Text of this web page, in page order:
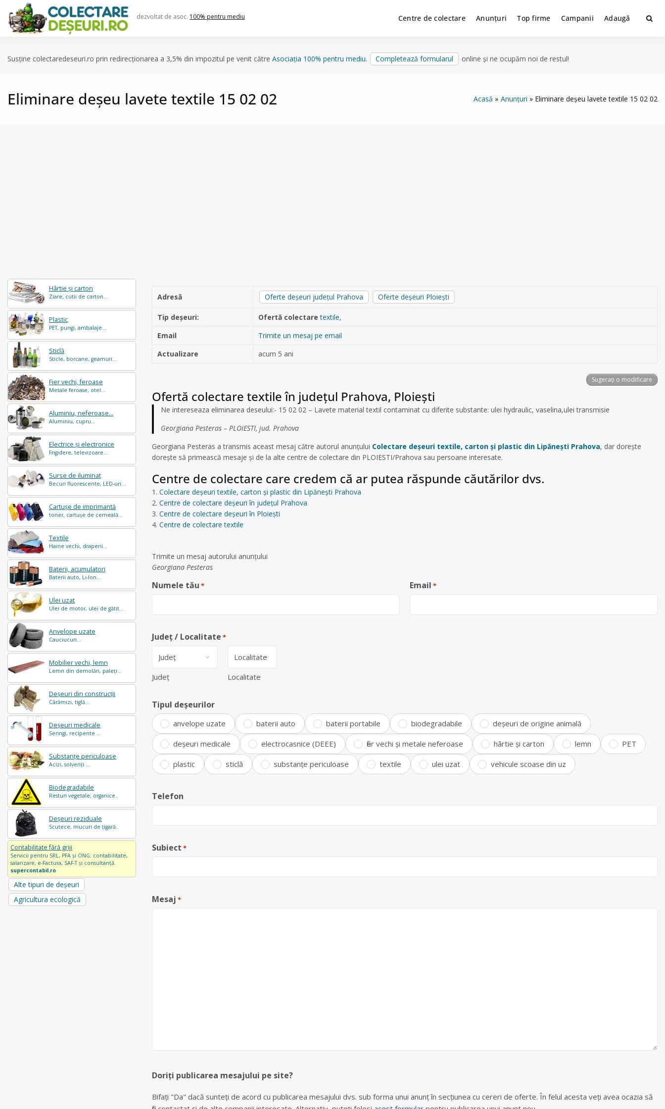
content
dezvoltat de asoc. 100% pentru mediu Centre de colectare Anunțuri Top firme Campanii Adaugă
Susține colectaredeseuri.ro prin redirecționarea a 3,5% din impozitul pe venit către Asociația 100% pentru mediu. Completează formularul online și ne ocupăm noi de restul!
Eliminare deșeu lavete textile 15 02 02 Acasă Anunțuri Eliminare deșeu lavete textile 15 02 02
Hârtie și carton
Ziare, cutii de carton...
Plastic
PET, pungi, ambalaje...
Sticlă
Sticle, borcane, geamuri...
Fier vechi, feroase
Metale feroase, otel...
Aluminiu, neferoase...
Aluminiu, cupru...
Electrice și electronice
Frigidere, televizoare...
Surse de iluminat
Becuri fluorescente, LED-uri...
Cartușe de imprimantă
toner, cartușe de cerneală...
Textile
Haine vechi, draperii...
Baterii, acumulatori
Baterii auto, Li-Ion...
Ulei uzat
Ulei de motor, ulei de gătit...
Anvelope uzate
Cauciucuri...
Mobilier vechi, lemn
Lemn din demolări, paleți...
Deșeuri din construcții
Cărămizi, tiglă...
Deșeuri medicale
Seringi, recipente ...
Substanțe periculoase
Acizi, solvenți ...
Biodegradabile
Resturi vegetale, organice..
Deșeuri reziduale
Scutece, mucuri de țigară..
Contabilitate fără griji
Servicii pentru SRL, PFA și ONG: contabilitate,
salarizare, e-Factura, SAF-T și consultanță.
supercontabil.ro
Alte tipuri de deșeuri
Agricultura ecologică
Adresă Oferte deșeuri județul Prahova Oferte deșeuri Ploiești
Tip deșeuri: Ofertă colectaretextile,
Email
Trimite un mesaj pe email
Actualizare
acum 5 ani
Sugerați o modificare
Ofertă colectare textile în județul Prahova, Ploiești
Ne intereseaza eliminarea deseului:- 15 02 02 – Lavete material textil contaminat cu diferite substante: ulei hydraulic, vaselina,ulei transmisie
Georgiana Pesteras – PLOIESTI, jud. Prahova
Georgiana Pesteras a transmis aceast mesaj către autorul anunțului Colectare deșeuri textile, carton și plastic din Lipănești Prahova, dar dorește
dorește să primească mesaje și de la alte centre de colectare din PLOIESTI/Prahova sau persoane interesate.
Centre de colectare care credem că ar putea răspunde căutărilor dvs.
Colectare deșeuri textile, carton și plastic din Lipănești Prahova
Centre de colectare deșeuri în județul Prahova
Centre de colectare deșeuri în Ploiești
Centre de colectare textile
Trimite un mesaj autorului anunţului
Georgiana Pesteras
Numele tău * Email *
Județ / Localitate *
Județ Localitate
Tipul deșeurilor
anvelope uzate baterii auto baterii portabile biodegradabile deșeuri de origine animală
deșeuri medicale electrocasnice (DEEE) fier vechi și metale neferoase hârtie și carton lemn PET
plastic sticlă substanțe periculoase textile ulei uzat vehicule scoase din uz
Telefon
Subiect *
Mesaj *
Doriți publicarea mesajului pe site?
Bifați "Da" dacă sunteți de acord cu publicarea mesajului dvs. sub forma unui anunț în secțiunea cu cereri de oferte. În felul acesta veți avea ocazia să